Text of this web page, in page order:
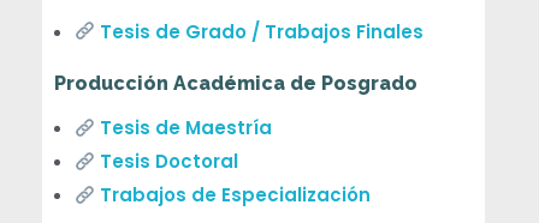
u
c
c
Tesis de Grado / Trabajos Finales
Producción Académica de Posgrado
Tesis de Maestría
Tesis Doctoral
Trabajos de Especialización